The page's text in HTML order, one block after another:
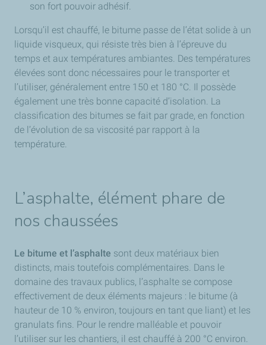
son fort pouvoir adhésif.
Lorsqu’il est chauffé, le bitume passe de l’état solide à un
liquide visqueux, qui résiste très bien à l’épreuve du
temps et aux températures ambiantes. Des températures
élevées sont donc nécessaires pour le transporter et
l’utiliser, généralement entre 150 et 180 °C. Il possède
également une très bonne capacité d’isolation. La
classification des bitumes se fait par grade, en fonction
de l’évolution de sa viscosité par rapport à la
température.
L’asphalte, élément phare de
nos chaussées
Le bitume et l’asphalte sont deux matériaux bien
distincts, mais toutefois complémentaires. Dans le
domaine des travaux publics, l’asphalte se compose
effectivement de deux éléments majeurs : le bitume (à
hauteur de 10 % environ, toujours en tant que liant) et les
granulats fins. Pour le rendre malléable et pouvoir
l’utiliser sur les chantiers, il est chauffé à 200 °C environ.